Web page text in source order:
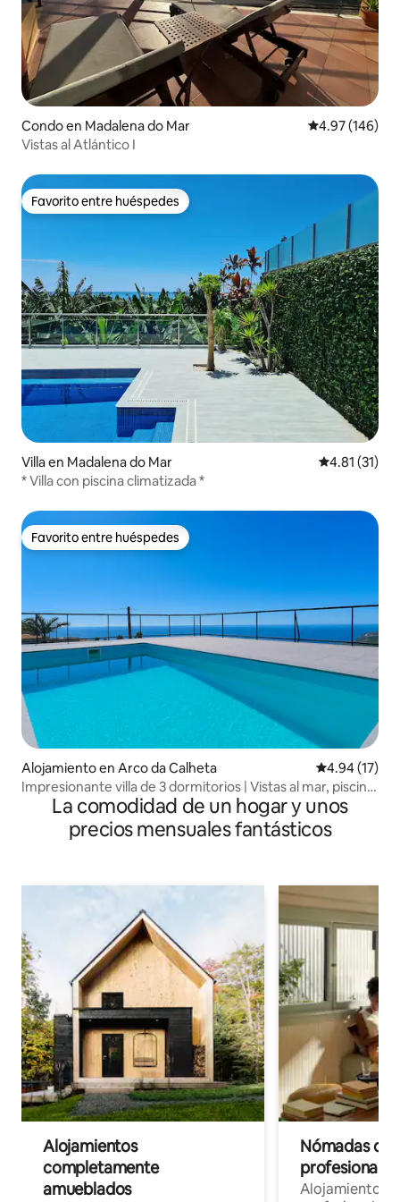
Condo en Madalena do Mar Calificación
4.97 (146)
Vistas al Atlántico I
Favorito entre huéspedes
Favorito entre huéspedes
Villa en Madalena do Mar Calificación
4.81 (31)
* Villa con piscina climatizada *
Favorito entre huéspedes
Favorito entre huéspedes
Alojamiento en Arco da Calheta Calificación
4.94 (17)
Impresionante villa de 3 dormitorios | Vistas al mar, piscina
privadaLa comodidad de un hogar y unos
precios mensuales fantásticos
Alojamientos
completamente
amueblados
Nómadas
Alojamientos